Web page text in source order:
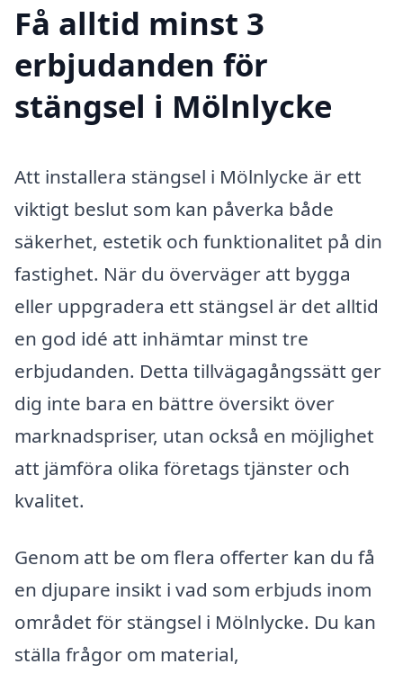
Få alltid minst 3
erbjudanden för
stängsel i Mölnlycke
Att installera stängsel i Mölnlycke är ett
viktigt beslut som kan påverka både
säkerhet, estetik och funktionalitet på din
fastighet. När du överväger att bygga
eller uppgradera ett stängsel är det alltid
en god idé att inhämtar minst tre
erbjudanden. Detta tillvägagångssätt ger
dig inte bara en bättre översikt över
marknadspriser, utan också en möjlighet
att jämföra olika företags tjänster och
kvalitet.
Genom att be om flera offerter kan du få
en djupare insikt i vad som erbjuds inom
området för stängsel i Mölnlycke. Du kan
ställa frågor om material,